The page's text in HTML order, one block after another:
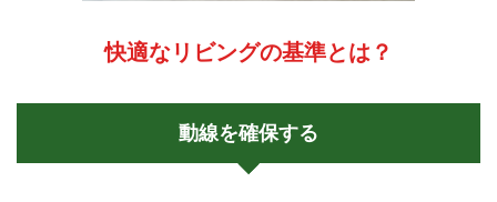
快適なリビングの基準とは？
動線を確保する